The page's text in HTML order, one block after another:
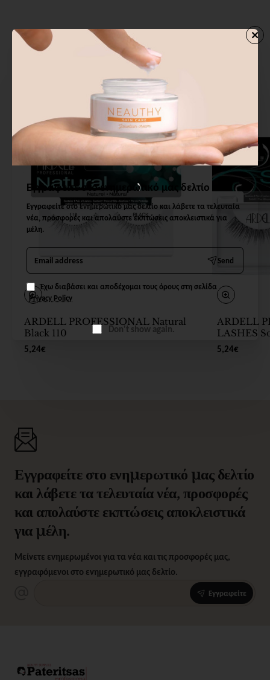
Εγγραφείτε στο ενημερωτικό μας δελτίο
Εγγραφείτε στο ενημερωτικό μας δελτίο και λάβετε τα τελευταία
νέα, προσφορές και απολαύστε εκπτώσεις αποκλειστικά για
μέλη.
Email
address
Send
Έχω διαβάσει και αποδέχομαι τους όρους στη σελίδα
Privacy Policy
Don't show again.
ΑΓΟΡΑΣΑΝ ΕΠΙΣΗΣ
ARDELL PROFESSIONAL Natural
Black 110
5,24€
ARDELL
LASHES
5,24€
Εγγραφείτε στο ενημερωτικό μας δελτίο
και λάβετε τα τελευταία νέα, προσφορές
και απολαύστε εκπτώσεις αποκλειστικά
για μέλη.
Μείνετε ενημερωμένοι για τα νέα και τις προσφορές μας,
εγγραφόμενοι στο ενημερωτικό μας δελτίο.
Εγγραφείτε